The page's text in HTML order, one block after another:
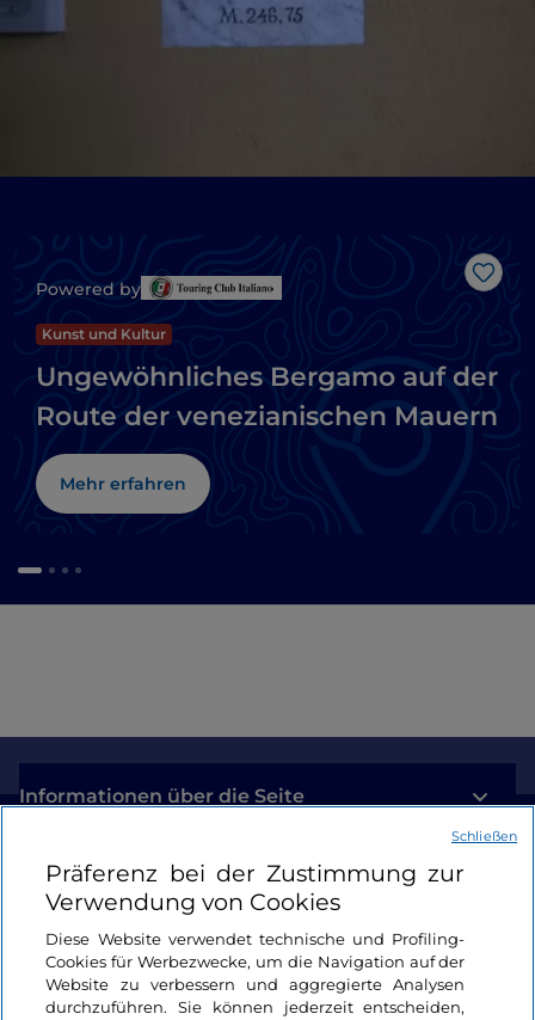
Like
Powered by
Kunst und Kultur
Ungewöhnliches Bergamo auf der
Route der venezianischen Mauern
Mehr erfahren
Informationen über die Seite
Nützliche Links
Login
Bleiben wir in Kontakt
Präferenz bei der Zustimmung zur
Verwendung von Cookies
Diese Website verwendet technische und Profiling-
Cookies für Werbezwecke, um die Navigation auf der
Website zu verbessern und aggregierte Analysen
durchzuführen. Sie können jederzeit entscheiden,
Schließen